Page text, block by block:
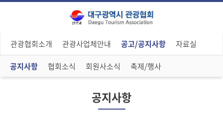
관광협회소개 관광사업체안내 공고/공지사항 자료실
공지사항 협회소식 회원사소식 축제/행사
공지사항